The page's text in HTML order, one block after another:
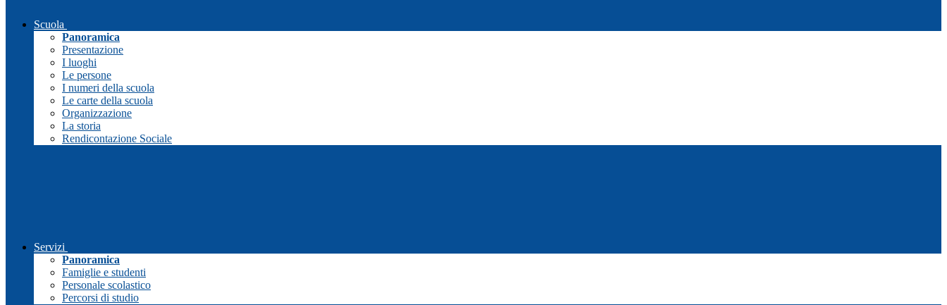
Scuola
Panoramica
Presentazione
I luoghi
Le persone
I numeri della scuola
Le carte della scuola
Organizzazione
La storia
Rendicontazione Sociale
Servizi
Panoramica
Famiglie e studenti
Personale scolastico
Percorsi di studio